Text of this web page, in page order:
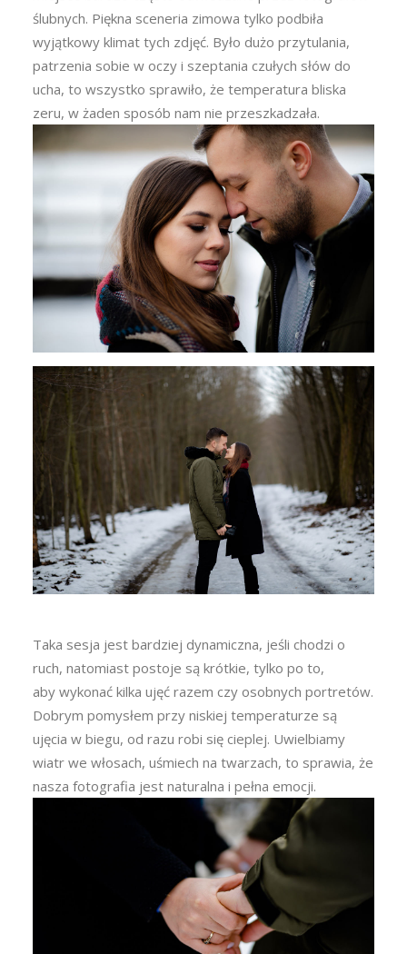
ślubnych. Piękna sceneria zimowa tylko podbiła
wyjątkowy klimat tych zdjęć. Było dużo przytulania,
patrzenia sobie w oczy i szeptania czułych słów do
ucha, to wszystko sprawiło, że temperatura bliska
zeru, w żaden sposób nam nie przeszkadzała.
Taka sesja jest bardziej dynamiczna, jeśli chodzi o
ruch, natomiast postoje są krótkie, tylko po to,
aby wykonać kilka ujęć razem czy osobnych portretów.
Dobrym pomysłem przy niskiej temperaturze są
ujęcia w biegu, od razu robi się cieplej. Uwielbiamy
wiatr we włosach, uśmiech na twarzach, to sprawia, że
nasza fotografia jest naturalna i pełna emocji.